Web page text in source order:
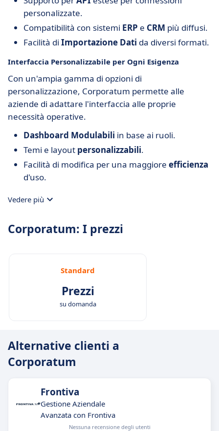
personalizzate.
Compatibilità con sistemi ERP e CRM più diffusi.
Facilità di Importazione Dati da diversi formati.
Interfaccia Personalizzabile per Ogni Esigenza
Con un'ampia gamma di opzioni di
personalizzazione, Corporatum permette alle
aziende di adattare l'interfaccia alle proprie
necessità operative.
Dashboard Modulabili in base ai ruoli.
Temi e layout personalizzabili.
Facilità di modifica per una maggiore efficienza
d'uso.
Vedere più
Corporatum: I prezzi
Standard
Prezzi
su domanda
Alternative clienti a
Corporatum
Frontiva
Gestione Aziendale
Avanzata con Frontiva
Nessuna recensione degli utenti